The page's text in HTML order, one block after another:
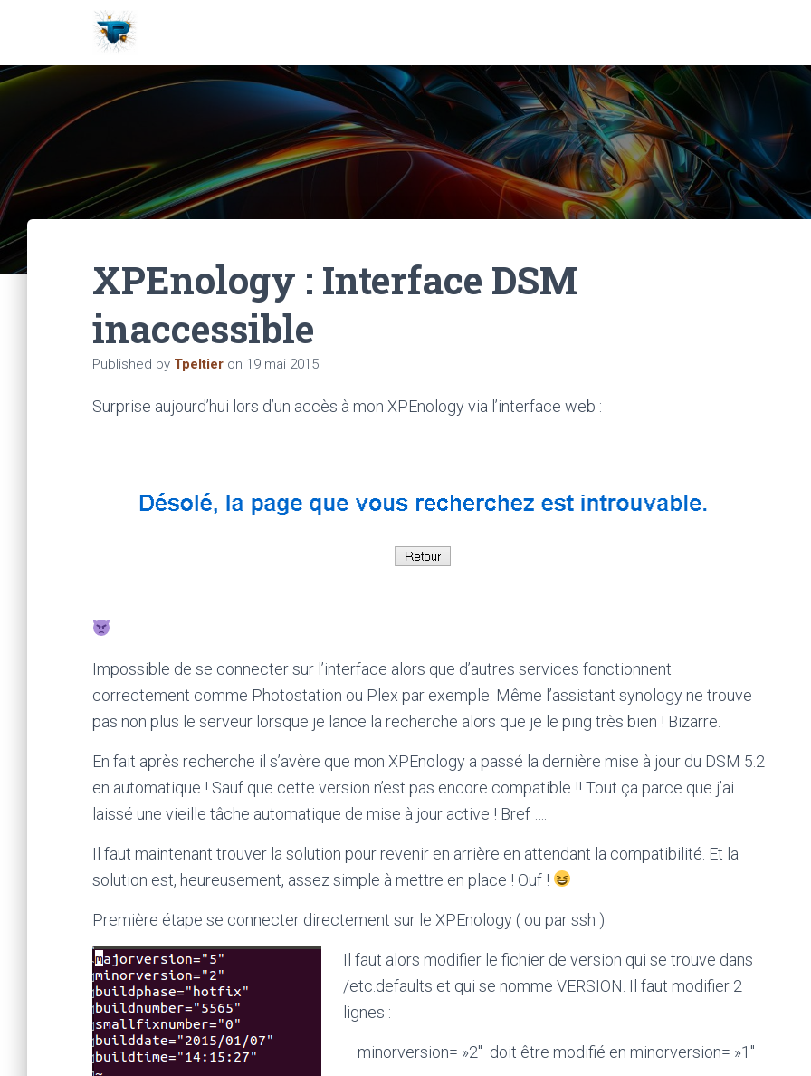
XPEnology : Interface DSM
inaccessible
Published by Tpeltier on 19 mai 2015
Surprise aujourd’hui lors d’un accès à mon XPEnology via l’interface web :
Impossible de se connecter sur l’interface alors que d’autres services fonctionnent
correctement comme Photostation ou Plex par exemple. Même l’assistant synology ne trouve
pas non plus le serveur lorsque je lance la recherche alors que je le ping très bien ! Bizarre.
En fait après recherche il s’avère que mon XPEnology a passé la dernière mise à jour du DSM 5.2
en automatique ! Sauf que cette version n’est pas encore compatible !! Tout ça parce que j’ai
laissé une vieille tâche automatique de mise à jour active ! Bref ….
Il faut maintenant trouver la solution pour revenir en arrière en attendant la compatibilité. Et la
solution est, heureusement, assez simple à mettre en place ! Ouf !
Première étape se connecter directement sur le XPEnology ( ou par ssh ).
Il faut alors modifier le fichier de version qui se trouve dans
/etc.defaults et qui se nomme VERSION. Il faut modifier 2
lignes :
– minorversion= »2″ doit être modifié en minorversion= »1″